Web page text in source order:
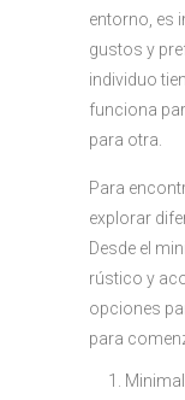
entorno, es
gustos y
individuo
funciona
para otra.
Para
explorar
Desde el
rústico y
opciones
para